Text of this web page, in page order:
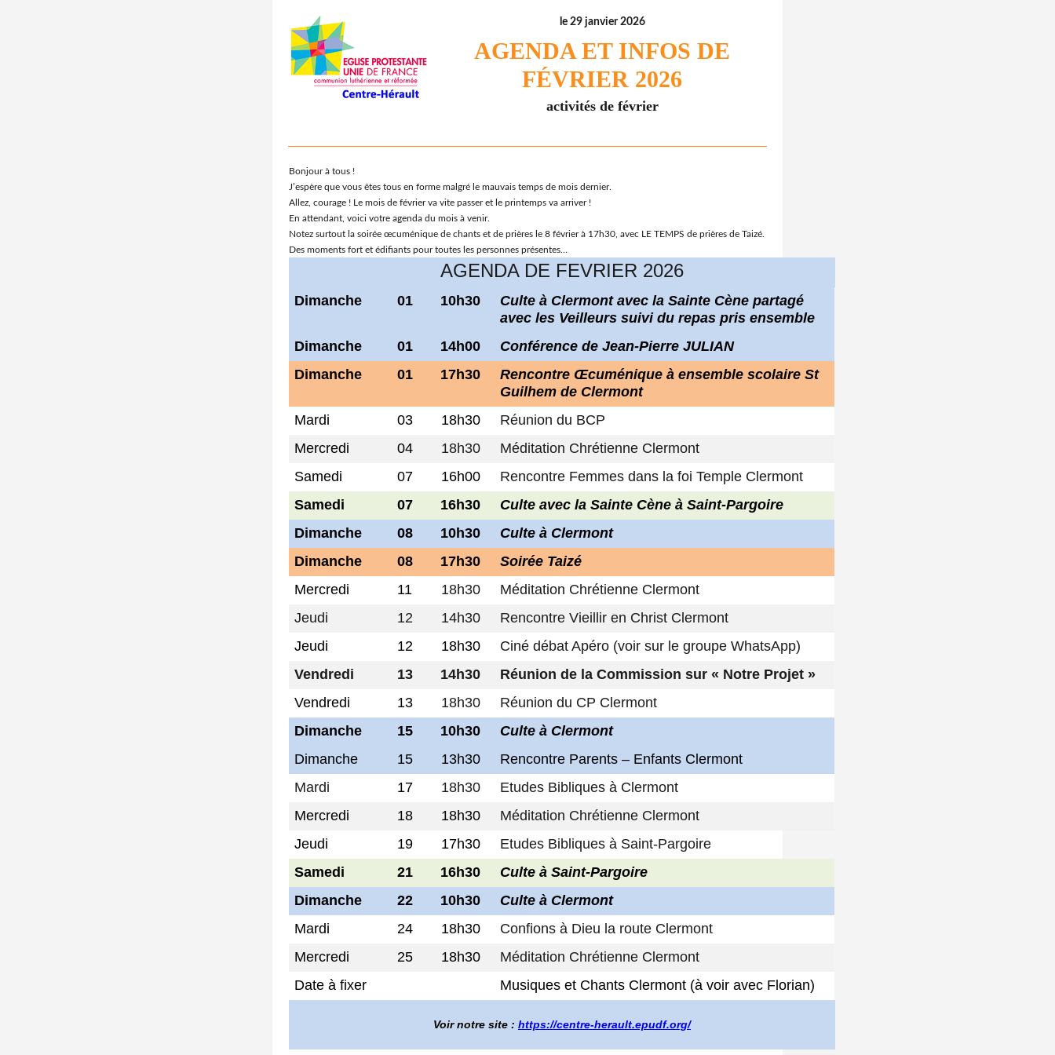
le 29 janvier 2026
AGENDA ET INFOS DE
FÉVRIER 2026
activités de février
Bonjour à tous !
J’espère que vous êtes tous en forme malgré le mauvais temps de mois dernier.
Allez, courage ! Le mois de février va vite passer et le printemps va arriver !
En attendant, voici votre agenda du mois à venir.
Notez surtout la soirée œcuménique de chants et de prières le 8 février à 17h30, avec LE TEMPS de prières de Taizé.
Des moments fort et édifiants pour toutes les personnes présentes…
AGENDA DE FEVRIER 2026
Dimanche 01 10h30
Culte à Clermont avec la Sainte Cène partagé
avec les Veilleurs suivi du repas pris ensemble
Dimanche
01 14h00
Conférence de Jean-Pierre JULIAN
Dimanche
01 17h30
Rencontre Œcuménique à ensemble scolaire St
Guilhem de Clermont
Mardi
03 18h30
Réunion du BCP
Mercredi
04 18h30
Méditation Chrétienne Clermont
Samedi
07 16h00
Rencontre Femmes dans la foi Temple Clermont
Samedi
07 16h30
Culte avec la Sainte Cène à Saint-Pargoire
Dimanche
08 10h30
Culte à Clermont
Dimanche
08 17h30
Soirée Taizé
Mercredi
11 18h30
Méditation Chrétienne Clermont
Jeudi
12 14h30
Rencontre Vieillir en Christ Clermont
Jeudi
12 18h30
Ciné débat Apéro (voir sur le groupe WhatsApp)
Vendredi
13 14h30
Réunion de la Commission sur « Notre Projet »
Vendredi
13 18h30
Réunion du CP Clermont
Dimanche
15 10h30
Culte à Clermont
Dimanche
15 13h30
Rencontre Parents – Enfants Clermont
Mardi
17 18h30
Etudes Bibliques à Clermont
Mercredi
18 18h30
Méditation Chrétienne Clermont
Jeudi
19 17h30
Etudes Bibliques à Saint-Pargoire
Samedi
21 16h30
Culte à Saint-Pargoire
Dimanche
22 10h30
Culte à Clermont
Mardi
24 18h30
Confions à Dieu la route Clermont
Mercredi
25 18h30
Méditation Chrétienne Clermont
Date à fixer
Musiques et Chants Clermont (à voir avec Florian)
Voir notre site : https://centre-herault.epudf.org/